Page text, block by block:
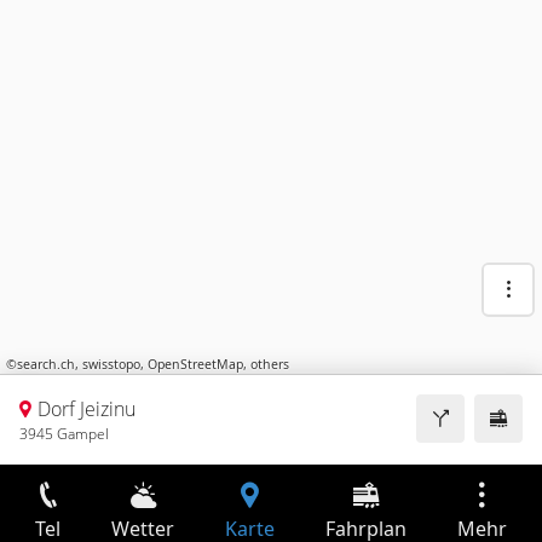
©search.ch, swisstopo, OpenStreetMap, others
Dorf Jeizinu
3945 Gampel
Tel Wetter Karte Fahrplan Mehr